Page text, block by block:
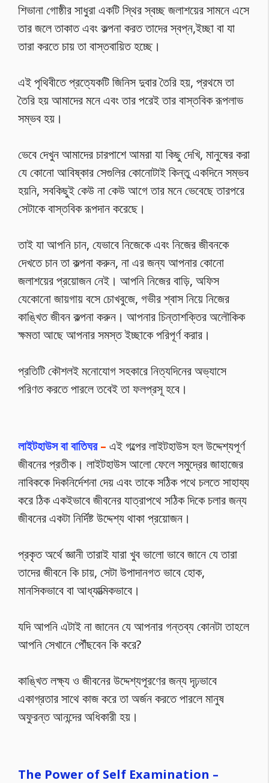
শিভানা গোষ্ঠীর সাধুরা একটি স্থির স্বচ্ছ জলাশয়ের সামনে এসে
তার জলে তাকাত এবং কল্পনা করত তাদের স্বপ্ন,ইচ্ছা বা যা
তারা করতে চায় তা বাস্তবায়িত হচ্ছে।
এই পৃথিবীতে প্রত্যেকটি জিনিস দুবার তৈরি হয়, প্রথমে তা
তৈরি হয় আমাদের মনে এবং তার পরেই তার বাস্তবিক রূপলাভ
সম্ভব হয়।
ভেবে দেখুন আমাদের চারপাশে আমরা যা কিছু দেখি, মানুষের করা
যে কোনো আবিষ্কার সেগুলির কোনোটাই কিন্তু একদিনে সম্ভব
হয়নি, সবকিছুই কেউ না কেউ আগে তার মনে ভেবেছে তারপরে
সেটাকে বাস্তবিক রূপদান করেছে।
তাই যা আপনি চান, যেভাবে নিজেকে এবং নিজের জীবনকে
দেখতে চান তা কল্পনা করুন, না এর জন্য আপনার কোনো
জলাশয়ের প্রয়োজন নেই। আপনি নিজের বাড়ি, অফিস
যেকোনো জায়গায় বসে চোখবুজে, গভীর শ্বাস নিয়ে নিজের
কাঙ্খিত জীবন কল্পনা করুন। আপনার চিন্তাশক্তির অলৌকিক
ক্ষমতা আছে আপনার সমস্ত ইচ্ছাকে পরিপূর্ণ করার।
প্রতিটি কৌশলই মনোযোগ সহকারে নিত্যদিনের অভ্যাসে
পরিণত করতে পারলে তবেই তা ফলপ্রসূ হবে।
লাইটহাউস বা বাতিঘর– এই গল্পের লাইটহাউস হল উদ্দেশ্যপূর্ণ
জীবনের প্রতীক। লাইটহাউস আলো ফেলে সমুদ্রের জাহাজের
নাবিককে দিকনির্দেশনা দেয় এবং তাকে সঠিক পথে চলতে সাহায্য
করে ঠিক একইভাবে জীবনের যাত্রাপথে সঠিক দিকে চলার জন্য
জীবনের একটা নির্দিষ্ট উদ্দেশ্য থাকা প্রয়োজন।
প্রকৃত অর্থে জ্ঞানী তারাই যারা খুব ভালো ভাবে জানে যে তারা
তাদের জীবনে কি চায়, সেটা উপাদানগত ভাবে হোক,
মানসিকভাবে বা আধ্যাত্মিকভাবে।
যদি আপনি এটাই না জানেন যে আপনার গন্তব্য কোনটা তাহলে
আপনি সেখানে পৌঁছবেন কি করে?
কাঙ্খিত লক্ষ্য ও জীবনের উদ্দেশ্যপূরণের জন্য দৃঢ়ভাবে
একাগ্রতার সাথে কাজ করে তা অর্জন করতে পারলে মানুষ
অফুরন্ত আনন্দের অধিকারী হয়।
The Power of Self Examination –